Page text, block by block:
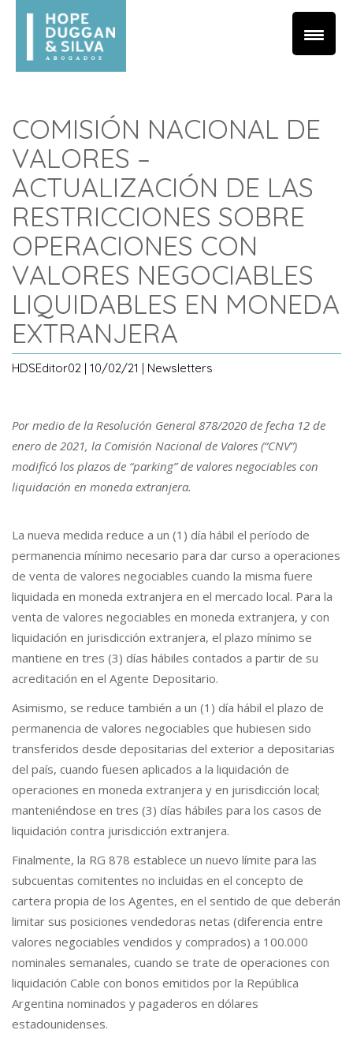
COMISIÓN NACIONAL DE
VALORES –
ACTUALIZACIÓN DE LAS
RESTRICCIONES SOBRE
OPERACIONES CON
VALORES NEGOCIABLES
LIQUIDABLES EN MONEDA
EXTRANJERA
HDSEditor02 | 10/02/21 | Newsletters
Por medio de la Resolución General 878/2020 de fecha 12 de
enero de 2021, la Comisión Nacional de Valores (“CNV”)
modificó los plazos de “parking” de valores negociables con
liquidación en moneda extranjera.
La nueva medida reduce a un (1) día hábil el período de
permanencia mínimo necesario para dar curso a operaciones
de venta de valores negociables cuando la misma fuere
liquidada en moneda extranjera en el mercado local. Para la
venta de valores negociables en moneda extranjera, y con
liquidación en jurisdicción extranjera, el plazo mínimo se
mantiene en tres (3) días hábiles contados a partir de su
acreditación en el Agente Depositario.
Asimismo, se reduce también a un (1) día hábil el plazo de
permanencia de valores negociables que hubiesen sido
transferidos desde depositarias del exterior a depositarias
del país, cuando fuesen aplicados a la liquidación de
operaciones en moneda extranjera y en jurisdicción local;
manteniéndose en tres (3) días hábiles para los casos de
liquidación contra jurisdicción extranjera.
Finalmente, la RG 878 establece un nuevo límite para las
subcuentas comitentes no incluidas en el concepto de
cartera propia de los Agentes, en el sentido de que deberán
limitar sus posiciones vendedoras netas (diferencia entre
valores negociables vendidos y comprados) a 100.000
nominales semanales, cuando se trate de operaciones con
liquidación Cable con bonos emitidos por la República
Argentina nominados y pagaderos en dólares
estadounidenses.